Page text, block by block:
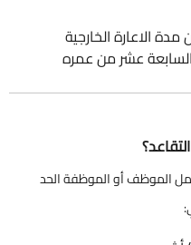
عشر من عمره
الموظف أو الموظفة الحد